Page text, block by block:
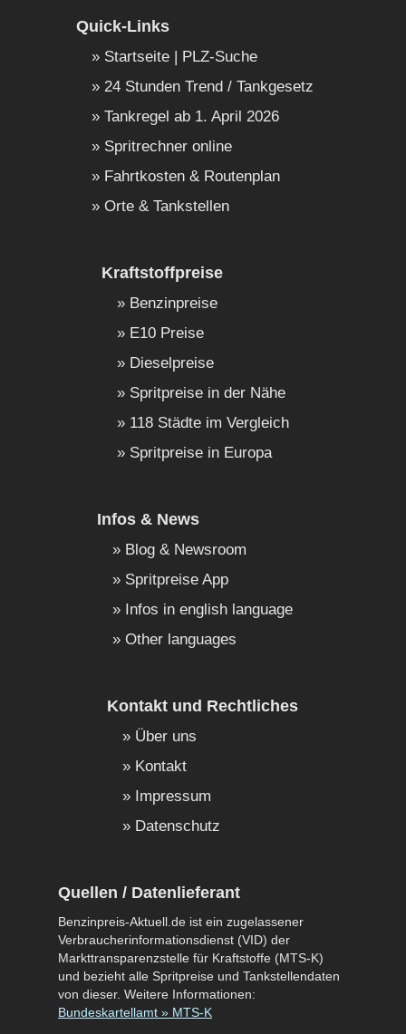
Quick-Links
Startseite | PLZ-Suche
24 Stunden Trend / Tankgesetz
Tankregel ab 1. April 2026
Spritrechner online
Fahrtkosten & Routenplan
Orte & Tankstellen
Kraftstoffpreise
Benzinpreise
E10 Preise
Dieselpreise
Spritpreise in der Nähe
118 Städte im Vergleich
Spritpreise in Europa
Infos & News
Blog & Newsroom
Spritpreise App
Infos in english language
Other languages
Kontakt und Rechtliches
Über uns
Kontakt
Impressum
Datenschutz
Quellen / Datenlieferant
Benzinpreis-Aktuell.de ist ein zugelassener
Verbraucherinformationsdienst (VID) der
Markttransparenzstelle für Kraftstoffe (MTS-K)
und bezieht alle Spritpreise und Tankstellendaten
von dieser. Weitere Informationen:
Bundeskartellamt » MTS-K